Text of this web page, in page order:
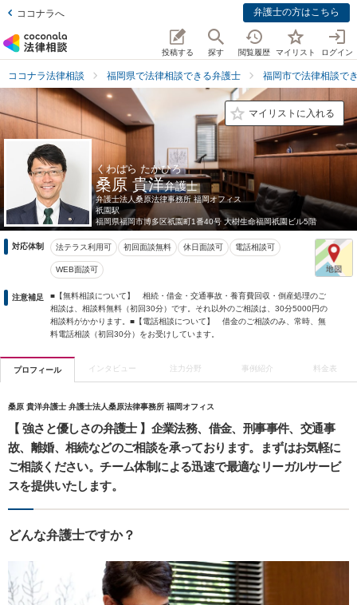
ココナラへ 弁護士の方はこちら
投稿する 探す 閲覧履歴 マイリスト ログイン
ココナラ法律相談 福岡県で法律相談できる弁護士 福岡市で法律相談で
マイリストに入れる
くわはら たかひろ
桑原 貴洋弁護士
弁護士法人桑原法律事務所 福岡オフィス
祇園駅
福岡県福岡市博多区祇園町1番40号 大樹生命福岡祇園ビル5階
対応体制 法テラス利用可 初回面談無料 休日面談可 電話相談可
WEB面談可
注意補足
■【無料相談について】 相続・借金・交通事故・養育費回収・倒産処理のご
相談は、相談料無料（初回30分）です。それ以外のご相談は、30分5000円の
相談料がかかります。■【電話相談について】 借金のご相談のみ、常時、無
料電話相談（初回30分）をお受けしています。
プロフィール インタビュー 注力分野 事例紹介 料金表
桑原 貴洋弁護士 弁護士法人桑原法律事務所 福岡オフィス
【 強さと優しさの弁護士 】企業法務、借金、刑事事件、交通事
故、離婚、相続などのご相談を承っております。まずはお気軽に
ご相談ください。チーム体制による迅速で最適なリーガルサービ
スを提供いたします。
どんな弁護士ですか？